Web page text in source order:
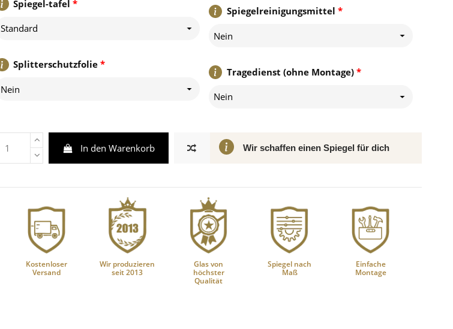
*
Spiegel-tafel
Standard
*
Splitterschutzfolie
Nein
*
Spiegelreinigungsmittel
Nein
*
Tragedienst (ohne Montage)
Nein
In den Warenkorb Wir schaffen einen Spiegel für dich
Kostenloser
Versand
Wir produzieren
seit 2013
Glas von
höchster
Qualität
Spiegel nach
Maß
Einfache
Montage